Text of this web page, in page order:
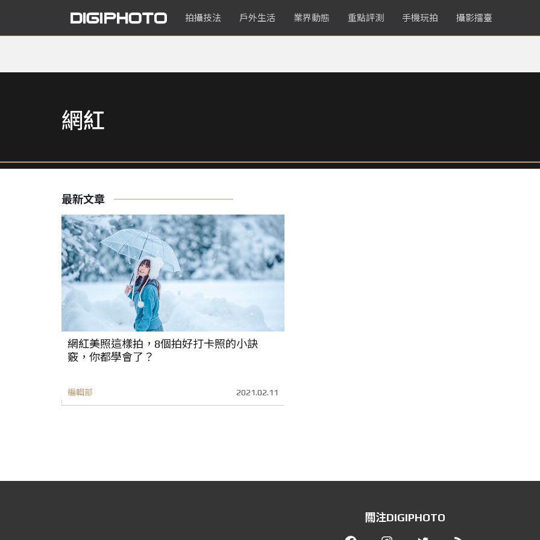
拍攝技法 戶外生活 業界動態 重點評測 手機玩拍 攝影擂臺
網紅
最新文章
網紅美照這樣拍，8個拍好打卡照的小訣
竅，你都學會了？
編輯部 2021.02.11
關注DIGIPHOTO